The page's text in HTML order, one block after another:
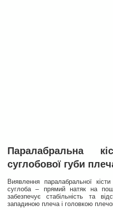
Паралабральна
суглобової губи
Виявлення паралабральної
суглоба – прямий натяк на
забезпечує стабільність та
западиною плеча і головкою